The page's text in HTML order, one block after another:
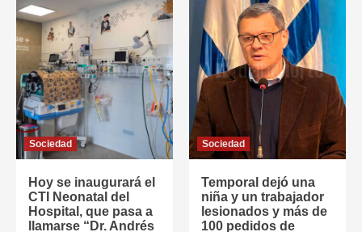
Sociedad
Hoy se inaugurará el
CTI Neonatal del
Hospital, que pasa a
llamarse “Dr. Andrés
Sociedad
Temporal dejó una
niña y un trabajador
lesionados y más de
100 pedidos de